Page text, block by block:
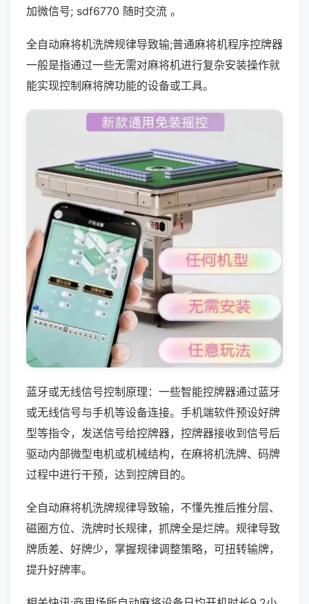
加微信号; sdf6770 随时交流 。
全自动麻将机洗牌规律导致输;普通麻将机程序控牌器
一般是指通过一些无需对麻将机进行复杂安装操作就
能实现控制麻将牌功能的设备或工具。
蓝牙或无线信号控制原理：一些智能控牌器通过蓝牙
或无线信号与手机等设备连接。手机端软件预设好牌
型等指令，发送信号给控牌器，控牌器接收到信号后
驱动内部微型电机或机械结构，在麻将机洗牌、码牌
过程中进行干预，达到控牌目的。
全自动麻将机洗牌规律导致输，不懂先推后推分层、
磁圈方位、洗牌时长规律，抓牌全是烂牌。规律导致
牌质差、好牌少，掌握规律调整策略，可扭转输牌，
提升好牌率。